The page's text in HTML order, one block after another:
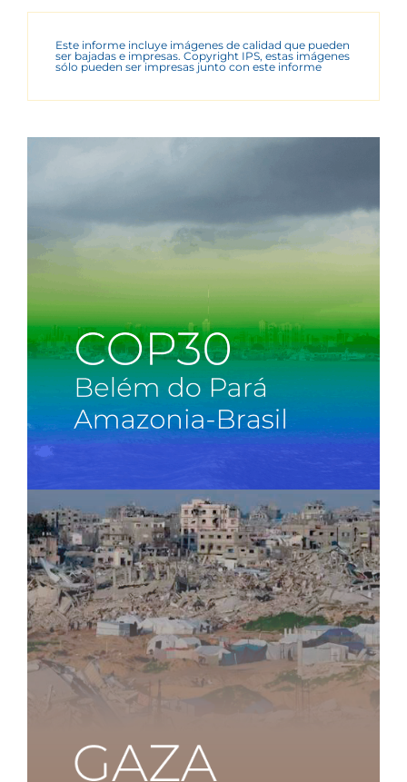
Este informe incluye imágenes de calidad que pueden
ser bajadas e impresas. Copyright IPS, estas imágenes
sólo pueden ser impresas junto con este informe